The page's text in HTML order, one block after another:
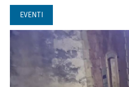
EVENTI